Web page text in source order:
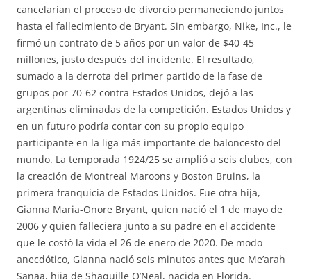
cancelarían el proceso de divorcio permaneciendo juntos
hasta el fallecimiento de Bryant. Sin embargo, Nike, Inc., le
firmó un contrato de 5 años por un valor de $40-45
millones, justo después del incidente. El resultado,
sumado a la derrota del primer partido de la fase de
grupos por 70-62 contra Estados Unidos, dejó a las
argentinas eliminadas de la competición. Estados Unidos y
en un futuro podría contar con su propio equipo
participante en la liga más importante de baloncesto del
mundo. La temporada 1924/25 se amplió a seis clubes, con
la creación de Montreal Maroons y Boston Bruins, la
primera franquicia de Estados Unidos. Fue otra hija,
Gianna Maria-Onore Bryant, quien nació el 1 de mayo de
2006 y quien falleciera junto a su padre en el accidente
que le costó la vida el 26 de enero de 2020. De modo
anecdótico, Gianna nació seis minutos antes que Me’arah
Sanaa, hija de Shaquille O’Neal, nacida en Florida.